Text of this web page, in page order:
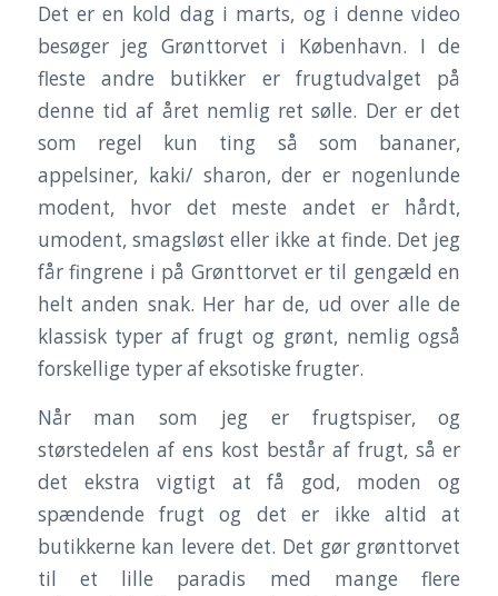
Det er en kold dag i marts, og i denne video
besøger jeg Grønttorvet i København. I de
fleste andre butikker er frugtudvalget på
denne tid af året nemlig ret sølle. Der er det
som regel kun ting så som bananer,
appelsiner, kaki/ sharon, der er nogenlunde
modent, hvor det meste andet er hårdt,
umodent, smagsløst eller ikke at finde. Det jeg
får fingrene i på Grønttorvet er til gengæld en
helt anden snak. Her har de, ud over alle de
klassisk typer af frugt og grønt, nemlig også
forskellige typer af eksotiske frugter.
Når man som jeg er frugtspiser, og
størstedelen af ens kost består af frugt, så er
det ekstra vigtigt at få god, moden og
spændende frugt og det er ikke altid at
butikkerne kan levere det. Det gør grønttorvet
til et lille paradis med mange flere